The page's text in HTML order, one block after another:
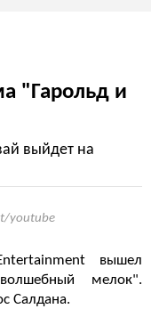
"Гарольд и
выйдет на
youtube
вышел
мелок".
Салдана.